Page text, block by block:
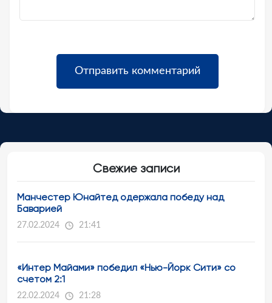
Свежие записи
Манчестер Юнайтед одержала победу над
Баварией
27.02.2024 21:41
«Интер Майами» победил «Нью-Йорк Сити» со
счетом 2:1
22.02.2024 21:28